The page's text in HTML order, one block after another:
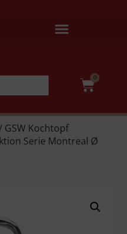
0
GSW Kochtopf
Serie Montreal Ø